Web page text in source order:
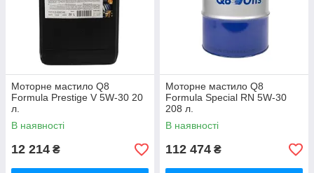
Моторне мастило Q8
Formula Prestige V 5W-30 20
л.
В наявності
12 214 ₴
Моторне мастило Q8
Formula Special RN 5W-30
208 л.
В наявності
112 474 ₴